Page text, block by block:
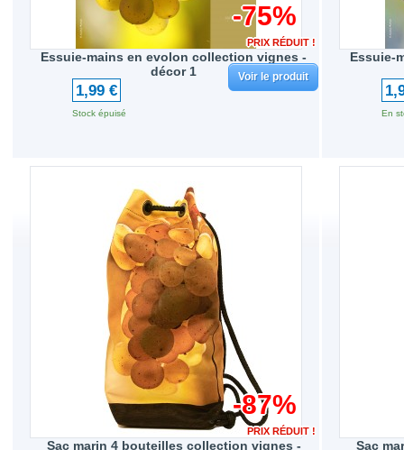
Essuie-mains en evolon collection vignes -
décor 1
PRIX RÉDUIT !
-75%
1,99 €
Stock épuisé
Voir le produit
Essuie-
En
Sac marin 4 bouteilles collection vignes -
PRIX RÉDUIT !
-87%
Sac